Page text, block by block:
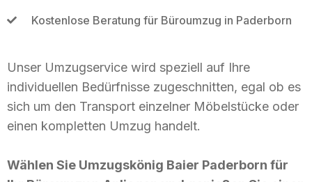
Kostenlose Beratung für Büroumzug in Paderborn
Unser Umzugservice wird speziell auf Ihre
individuellen Bedürfnisse zugeschnitten, egal ob es
sich um den Transport einzelner Möbelstücke oder
einen kompletten Umzug handelt.
Wählen Sie Umzugskönig Baier Paderborn für